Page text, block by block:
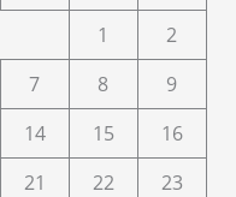
1
2
7 8
9
14 15
16
21 22
23